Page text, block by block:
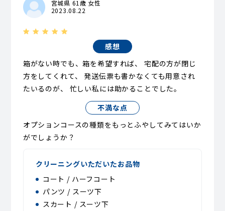
宮城県 61歳 女性
2023.08.22
感想
箱がない時でも、箱を希望すれば、 宅配の方が閉じ
方をしてくれて、 発送伝票も書かなくても用意され
たいるのが、 忙しい私には助かることでした。
不満な点
オプションコースの種類をもっとふやしてみてはいか
がでしょうか？
クリーニングいただいたお品物
コート / ハーフコート
パンツ / スーツ下
スカート / スーツ下